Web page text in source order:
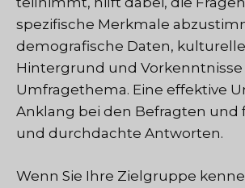
spezifische Merkmale
demografische Daten,
Hintergrund und Vorkenntnisse
Umfragethema. Eine effektive
Anklang bei den Befragten und
und durchdachte Antworten.
Wenn Sie Ihre Zielgruppe